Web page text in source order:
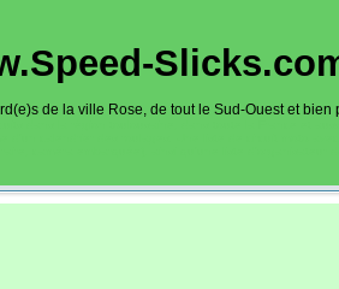
de la ville Rose, de tout le Sud-Ouest et bien